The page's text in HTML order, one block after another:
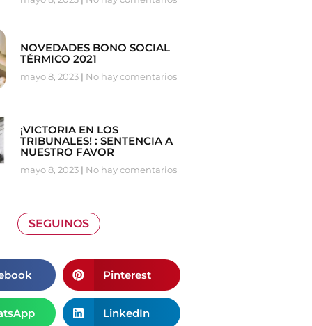
NOVEDADES BONO SOCIAL
TÉRMICO 2021
mayo 8, 2023 No hay comentarios
¡VICTORIA EN LOS
TRIBUNALES! : SENTENCIA A
NUESTRO FAVOR
mayo 8, 2023 No hay comentarios
SEGUINOS
Pinterest
LinkedIn